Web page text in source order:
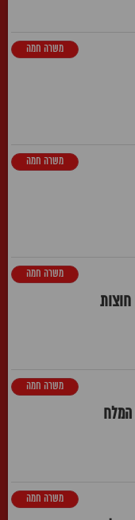
משרה חמה
משרה חמה
משרה חמה
משרה חמה
משרה חמה